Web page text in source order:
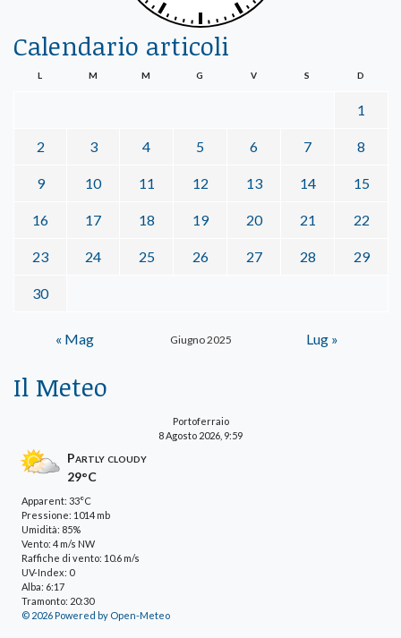
Calendario articoli
Giugno 2025
L M M G V S D
1
2 3 4 5 6 7 8
9 10 11 12 13 14 15
16 17 18 19 20 21 22
23 24 25 26 27 28 29
30
« Mag Lug »
Il Meteo
Portoferraio
8 Agosto 2026, 9:59
Partly cloudy
29°C
Apparent: 33°C
Pressione: 1014 mb
Umidità: 85%
Vento: 4 m/s NW
Raffiche di vento: 10.6 m/s
UV-Index: 0
Alba: 6:17
Tramonto: 20:30
© 2026 Powered by Open-Meteo